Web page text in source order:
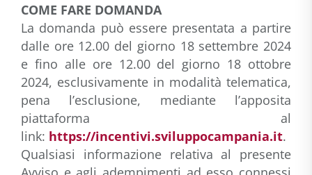
COME FARE DOMANDA
La domanda può essere presentata a partire
dalle ore 12.00 del giorno 18 settembre 2024
e fino alle ore 12.00 del giorno 18 ottobre
2024, esclusivamente in modalità telematica,
pena l’esclusione, mediante l’apposita
piattaforma al
link: https://incentivi.sviluppocampania.it.
Qualsiasi informazione relativa al presente